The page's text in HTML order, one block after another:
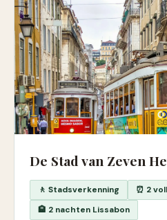
De Stad van Zeven
🚶 Stadsverkenning
⏰ 2
🏨 2 nachten Lissabon